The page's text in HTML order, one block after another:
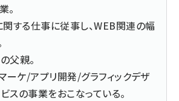
。
する仕事に従事し、WEB関連の幅
父親。
ケ/アプリ開発/グラフィックデザ
スの事業をおこなっている。